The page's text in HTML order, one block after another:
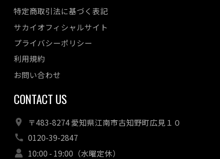
特定商取引法に基づく表記
サカイオフィシャルサイト
プライバシーポリシー
利用規約
お問い合わせ
CONTACT US
〒483-8274 愛知県江南市古知野町広見１０
0120-39-2847
10:00 - 19:00（水曜定休）